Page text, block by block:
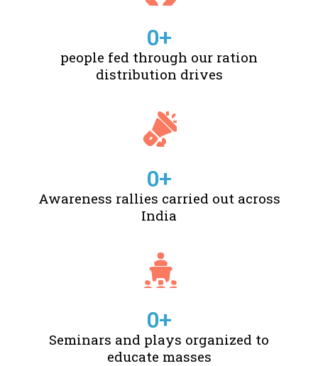
people fed through our ration
distribution drives
0+
Awareness rallies carried out across
India
0+
Seminars and plays organized to
educate masses
0+